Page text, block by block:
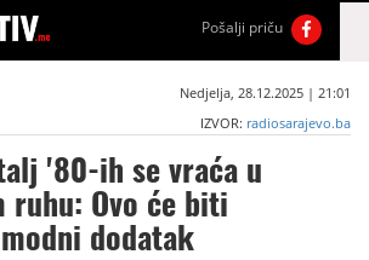
Pošalji priču
Nedjelja, 28.12.2025 | 21:01
IZVOR: radiosarajevo.ba
'80-ih se vraća u
ruhu: Ovo će biti
dodatak